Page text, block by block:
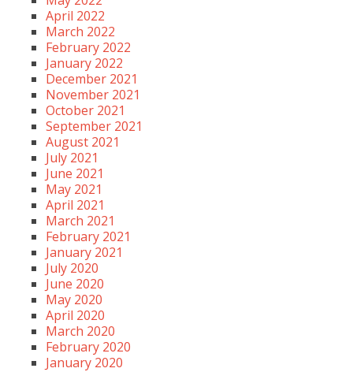
April 2022
March 2022
February 2022
January 2022
December 2021
November 2021
October 2021
September 2021
August 2021
July 2021
June 2021
May 2021
April 2021
March 2021
February 2021
January 2021
July 2020
June 2020
May 2020
April 2020
March 2020
February 2020
January 2020